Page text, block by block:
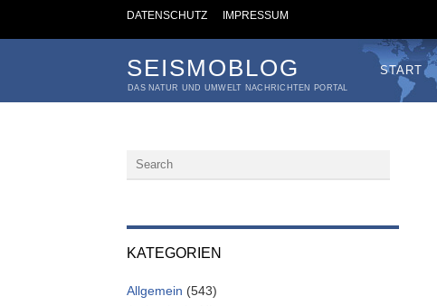
DATENSCHUTZ IMPRESSUM
SEISMOBLOG
DAS NATUR UND UMWELT NACHRICHTEN PORTAL
START
KATEGORIEN
Allgemein (543)